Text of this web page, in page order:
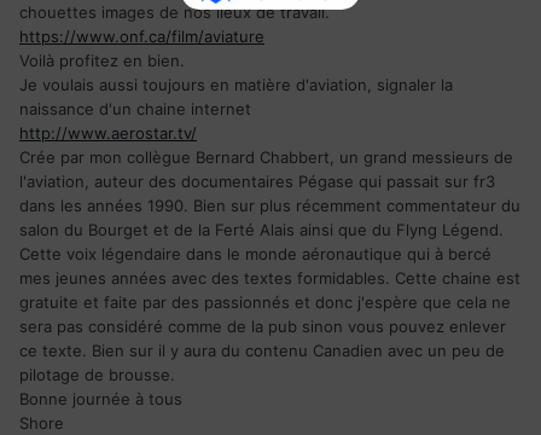
chouettes images de nos lieux de travail.
https://www.onf.ca/film/aviature
Voilà profitez en bien.
Je voulais aussi toujours en matière d'aviation, signaler la
naissance d'un chaine internet
http://www.aerostar.tv/
Crée par mon collègue Bernard Chabbert, un grand messieurs de
l'aviation, auteur des documentaires Pégase qui passait sur fr3
dans les années 1990. Bien sur plus récemment commentateur du
salon du Bourget et de la Ferté Alais ainsi que du Flyng Légend.
Cette voix légendaire dans le monde aéronautique qui à bercé
mes jeunes années avec des textes formidables. Cette chaine est
gratuite et faite par des passionnés et donc j'espère que cela ne
sera pas considéré comme de la pub sinon vous pouvez enlever
ce texte. Bien sur il y aura du contenu Canadien avec un peu de
pilotage de brousse.
Bonne journée à tous
Shore